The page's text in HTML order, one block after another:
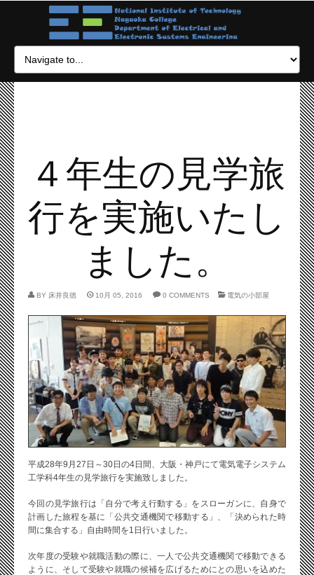
４年生の見学旅
行を実施いたし
ました。
BY 床井良徳 10月 05, 2016 0 COMMENTS 電気の小部屋
平成28年9月27日～30日の4日間、大阪・神戸にて電気電子システム
工学科4年生の見学旅行を実施致しました。
今回の見学旅行は「自分で考え行動する」をスローガンに、自身で
計画した旅程を基に「公共交通機関で移動する」、「決められた時
間に集合する」自由時間を1日行いました。
次年度の受験や就職活動の際に、一人で公共交通機関で移動できる
ように、そして受験や就職の候補を広げるためにとの思いを込めた